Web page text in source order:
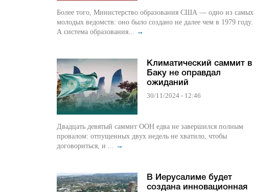
Более того, Министерство образования США — одно из самых
молодых ведомств: оно было создано не далее чем в 1979 году.
А система образования... →
Климатический саммит в
Баку не оправдал
ожиданий
30/11/2024 - 12:46
Двадцать девятый саммит ООН едва не завершился полным
провалом: отпущенных двух недель не хватило, чтобы
договориться, и ... →
В Иерусалиме будет
создана инновационная